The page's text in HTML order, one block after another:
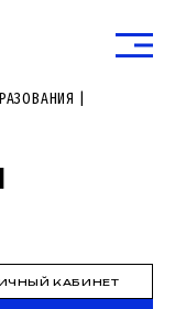
|
КАБИНЕТ